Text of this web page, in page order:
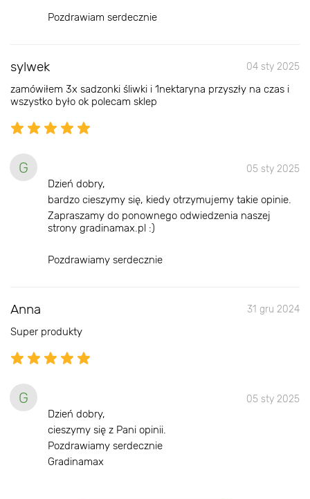
Pozdrawiam serdecznie
sylwek 04 sty 2025
zamówiłem 3x sadzonki śliwki i 1nektaryna przyszły na czas i
wszystko było ok polecam sklep
G 05 sty 2025
Dzień dobry,
bardzo cieszymy się, kiedy otrzymujemy takie opinie.
Zapraszamy do ponownego odwiedzenia naszej
strony gradinamax.pl :)
Pozdrawiamy serdecznie
Anna 31 gru 2024
Super produkty
G 05 sty 2025
Dzień dobry,
cieszymy się z Pani opinii.
Pozdrawiamy serdecznie
Gradinamax